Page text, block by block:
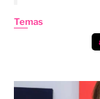
Temas